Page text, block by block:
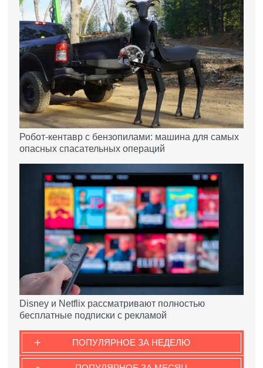
Робот-кентавр с бензопилами: машина для самых
опасных спасательных операций
Disney и Netflix рассматривают полностью
бесплатные подписки с рекламой
ПОПУЛЯРНОЕ ЗА НЕДЕЛЮ
+